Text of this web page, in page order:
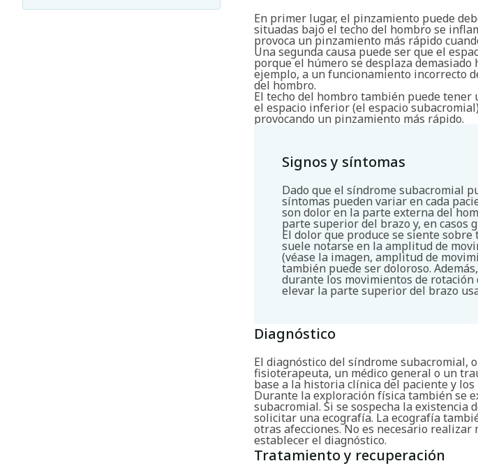
En primer lugar, el pinzamiento puede
situadas bajo el techo del hombro se
provoca un pinzamiento más rápido
Una segunda causa puede ser que el
porque el húmero se desplaza
ejemplo, a un funcionamiento incorrecto
del hombro.
El techo del hombro también puede
el espacio inferior (el espacio
provocando un pinzamiento más rápido.
Signos y síntomas
Dado que el síndrome subacromial
síntomas pueden variar en cada
son dolor en la parte externa del
parte superior del brazo y, en casos
El dolor que produce se siente
suele notarse en la amplitud de
(véase la imagen, amplitud de
también puede ser doloroso.
durante los movimientos de
elevar la parte superior del brazo
Diagnóstico
El diagnóstico del síndrome subacromial,
fisioterapeuta, un médico general o un
base a la historia clínica del paciente y
Durante la exploración física también se
subacromial. Si se sospecha la existencia
solicitar una ecografía. La ecografía
otras afecciones. No es necesario
establecer el diagnóstico.
Tratamiento y recuperación